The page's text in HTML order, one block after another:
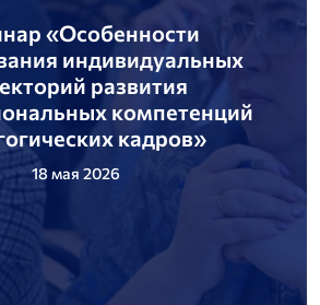
«Особенности
индивидуальных
развития
компетенций
кадров»
18 мая 2026